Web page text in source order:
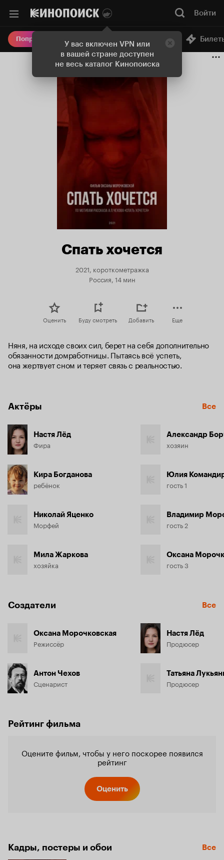
У вас включен VPN или
в вашей стране доступен
не весь каталог Кинопоиска
Войти
Попробовать Плюс Онлайн-кинотеатр
Спать хочется
2021, короткометражка
Россия, 14 мин
Оценить Буду смотреть Добавить Еще
Няня, на исходе своих сил, берет на себя дополнительно
обязанности домработницы. Пытаясь всё успеть,
она жертвует сном и теряет связь с реальностью.
Актёры Все
Настя Лёд
Фира
Кира Богданова
ребёнок
Николай Яценко
Морфей
Мила Жаркова
хозяйка
Александр
хозяин
Юлия
гость 1
Владимир
гость 2
Оксана
гость 3
Создатели Все
Оксана Морочковская
Режиссёр
Антон Чехов
Сценарист
Настя Лёд
Продюсер
Татьяна
Продюсер
Рейтинг фильма
Оцените фильм, чтобы у него поскорее появился
рейтинг
Оценить
Кадры, постеры и обои Все